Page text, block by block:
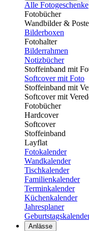
Alle Fotogeschenke
Fotobücher
Wandbilder &
Bilderboxen
Fotohalter
Bilderrahmen
Notizbücher
Stoffeinband mit
Softcover mit Foto
Stoffeinband mit
Softcover mit
Fotobücher
Hardcover
Softcover
Stoffeinband
Layflat
Fotokalender
Wandkalender
Tischkalender
Familienkalender
Terminkalender
Küchenkalender
Jahresplaner
Anlässe